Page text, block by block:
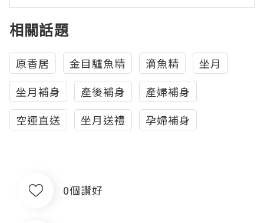
相關話題
原香居 金目驢魚精 滴魚精
坐月
坐月補身
產後補身
產婦補身
空運直送
坐月送禮 孕婦補身
0個讚好